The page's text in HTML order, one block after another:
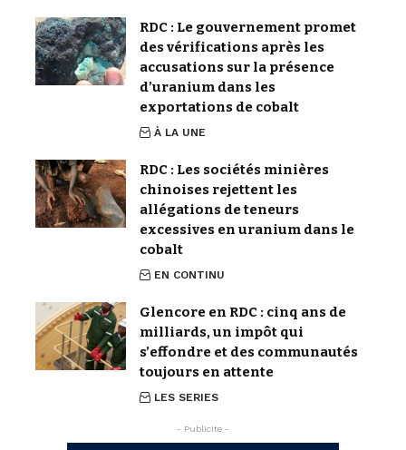
RDC : Le gouvernement promet
des vérifications après les
accusations sur la présence
d’uranium dans les
exportations de cobalt
À LA UNE
RDC : Les sociétés minières
chinoises rejettent les
allégations de teneurs
excessives en uranium dans le
cobalt
EN CONTINU
Glencore en RDC : cinq ans de
milliards, un impôt qui
s’effondre et des communautés
toujours en attente
LES SERIES
- Publicite -